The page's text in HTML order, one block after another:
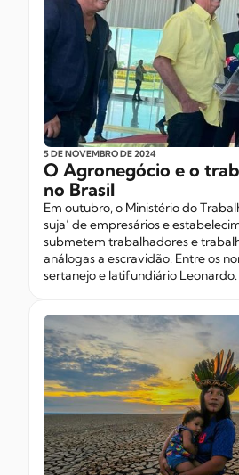
5 DE NOVEMBRODE 2024
O Agronegócio e o
no Brasil
Em outubro, o Ministério do
suja’ de empresários e
submetem trabalhadores e
análogas a escravidão. Entre os
sertanejo e latifundiário Leonardo.